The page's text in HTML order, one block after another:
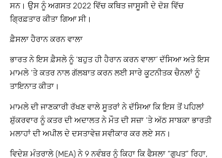
ਸਨ। ਉਸ ਨੂੰ ਅਗਸਤ 2022 ਵਿੱਚ ਕਥਿਤ ਜਾਸੂਸੀ ਦੇ ਦੋਸ਼ ਵਿੱਚ
ਗ੍ਰਿਫ਼ਤਾਰ ਕੀਤਾ ਗਿਆ ਸੀ।
ਫ਼ੈਸਲਾ ਹੈਰਾਨ ਕਰਨ ਵਾਲਾ
ਭਾਰਤ ਨੇ ਇਸ ਫ਼ੈਸਲੇ ਨੂੰ ‘ਬਹੁਤ ਹੀ ਹੈਰਾਨ ਕਰਨ ਵਾਲਾ’ ਦੱਸਿਆ ਅਤੇ ਇਸ
ਮਾਮਲੇ ‘ਤੇ ਕਤਰ ਨਾਲ ਗੱਲਬਾਤ ਕਰਨ ਲਈ ਸਾਰੇ ਕੂਟਨੀਤਕ ਚੈਨਲਾਂ ਨੂੰ
ਤਾਇਨਾਤ ਕੀਤਾ।
ਮਾਮਲੇ ਦੀ ਜਾਣਕਾਰੀ ਰੱਖਣ ਵਾਲੇ ਸੂਤਰਾਂ ਨੇ ਦੱਸਿਆ ਕਿ ਇਸ ਤੋਂ ਪਹਿਲਾਂ
ਸ਼ੁੱਕਰਵਾਰ ਨੂੰ ਕਤਰ ਦੀ ਅਦਾਲਤ ਨੇ ਮੌਤ ਦੀ ਸਜ਼ਾ ‘ਤੇ ਅੱਠ ਸਾਬਕਾ ਭਾਰਤੀ
ਮਲਾਹਾਂ ਦੀ ਅਪੀਲ ਦੇ ਦਸਤਾਵੇਜ਼ ਸਵੀਕਾਰ ਕਰ ਲਏ ਸਨ।
ਵਿਦੇਸ਼ ਮੰਤਰਾਲੇ (MEA) ਨੇ 9 ਨਵੰਬਰ ਨੂੰ ਕਿਹਾ ਕਿ ਫੈਸਲਾ “ਗੁਪਤ” ਰਿਹਾ,